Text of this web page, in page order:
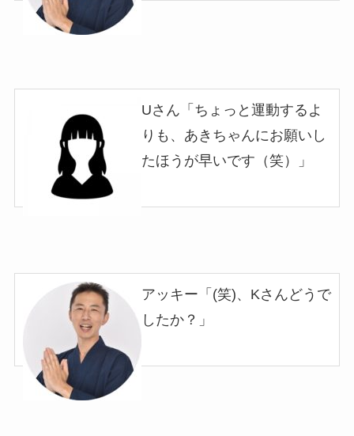
Uさん「ちょっと運動するよ
りも、あきちゃんにお願いし
たほうが早いです（笑）
」
アッキー「(笑)、Kさんどうで
したか？」